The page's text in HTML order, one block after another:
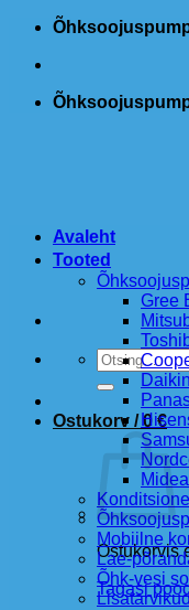
Skip
content
Otsi:
Ostukorv /0€
Ostukorvis
Tagasi
Avaleht
Tooted
Gree
Daikin
Midea
Mobiilne
Lae-
Õhk-vesi